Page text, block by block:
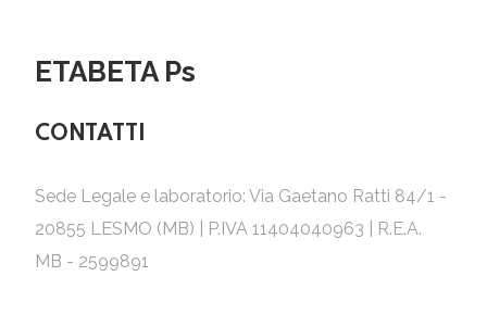
ETABETA Ps
CONTATTI
Sede Legale e laboratorio: Via Gaetano Ratti 84/1 -
20855 LESMO (MB) | P.IVA 11404040963 | R.E.A.
MB - 2599891